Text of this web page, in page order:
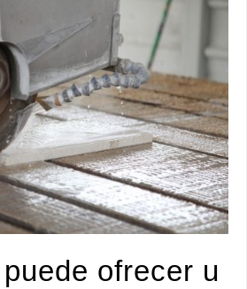
ofrecer u